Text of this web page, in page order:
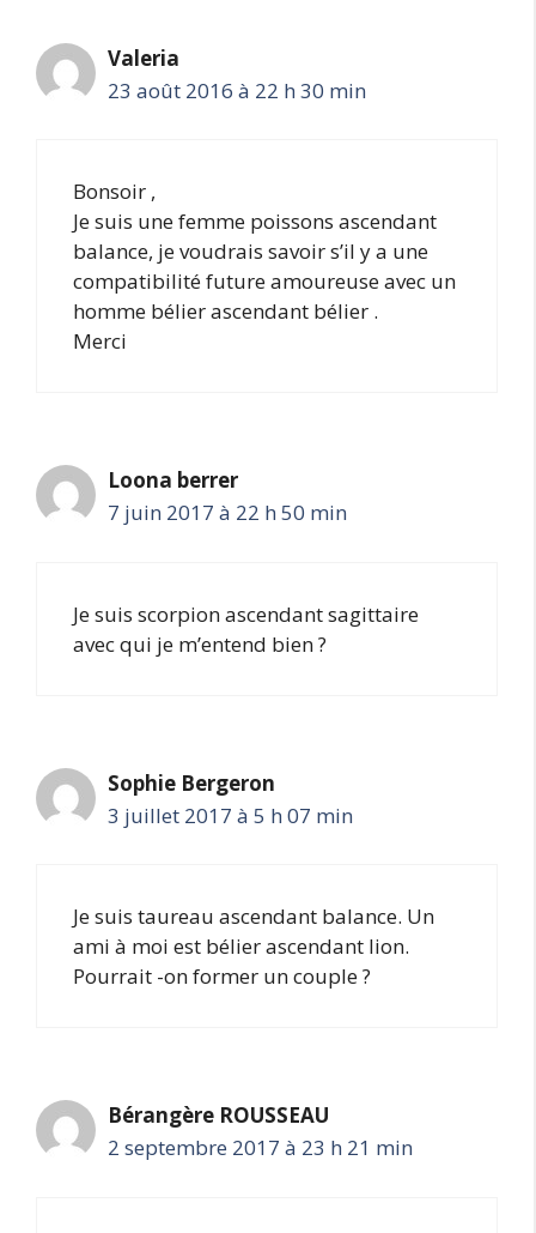
Valeria
23 août 2016 à 22 h 30 min
Bonsoir ,
Je suis une femme poissons ascendant
balance, je voudrais savoir s’il y a une
compatibilité future amoureuse avec un
homme bélier ascendant bélier .
Merci
Loona berrer
7 juin 2017 à 22 h 50 min
Je suis scorpion ascendant sagittaire
avec qui je m’entend bien ?
Sophie Bergeron
3 juillet 2017 à 5 h 07 min
Je suis taureau ascendant balance. Un
ami à moi est bélier ascendant lion.
Pourrait -on former un couple ?
Bérangère ROUSSEAU
2 septembre 2017 à 23 h 21 min